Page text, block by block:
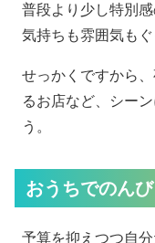
普段より少し特別
気持ちも雰囲気もぐ
せっかくですから
るお店など、シー
う。
おうちでのん
予算を抑えつつ自